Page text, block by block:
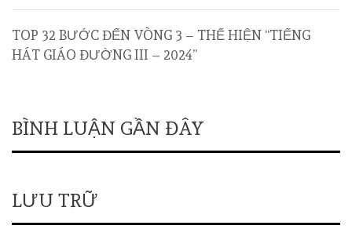
TOP 32 BƯỚC ĐẾN VÒNG 3 – THỂ HIỆN “TIẾNG
HÁT GIÁO ĐƯỜNG III – 2024”
BÌNH LUẬN GẦN ĐÂY
LƯU TRỮ